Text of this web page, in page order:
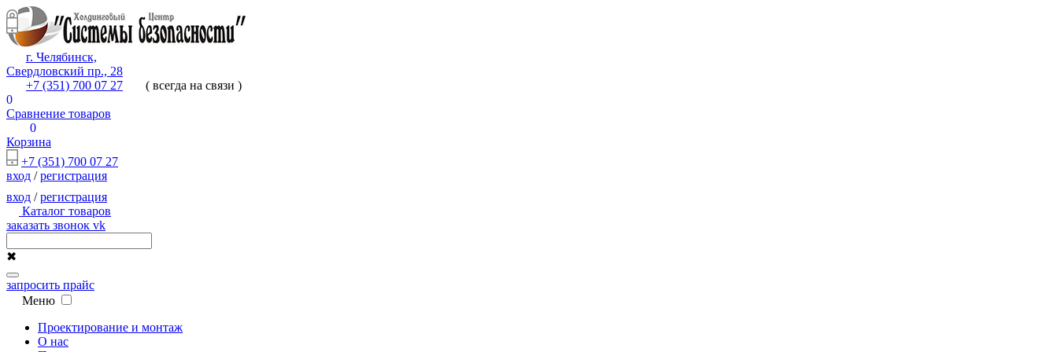
г. Челябинск,
Свердловский пр., 28
+7 (351) 700 07 27
( всегда на связи )
0
Сравнение товаров
0
Корзина
+7 (351) 700 07 27
вход /регистрация
вход /регистрация
Каталог товаров
заказать звонок vk
✖
запросить прайс
Меню
Проектирование и монтаж
О нас